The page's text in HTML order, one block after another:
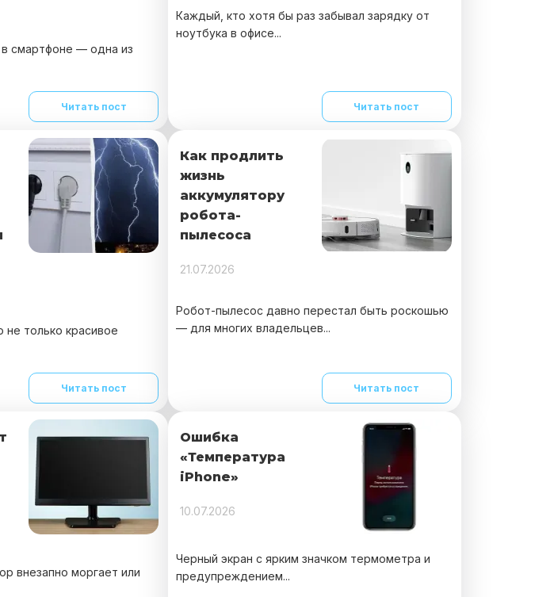
смартфоне — одна из
Читать пост
Каждый, кто хотя бы раз забывал зарядку от
ноутбука в офисе...
Читать пост
не только красивое
Читать пост
Как продлить
жизнь
аккумулятору
робота-
пылесоса
21.07.2026
Робот-пылесос давно перестал быть роскошью
— для многих владельцев...
Читать пост
внезапно моргает или
Ошибка
«Температура
iPhone»
10.07.2026
Черный экран с ярким значком термометра и
предупреждением...